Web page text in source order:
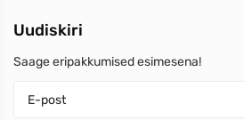
Uudiskiri
Saage eripakkumised esimesena!